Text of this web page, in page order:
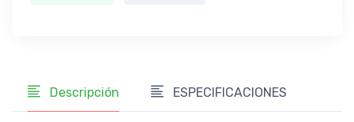
Descripción ESPECIFICACIONES